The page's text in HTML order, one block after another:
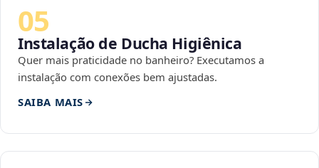
05
Instalação de Ducha Higiênica
Quer mais praticidade no banheiro? Executamos a
instalação com conexões bem ajustadas.
SAIBA MAIS